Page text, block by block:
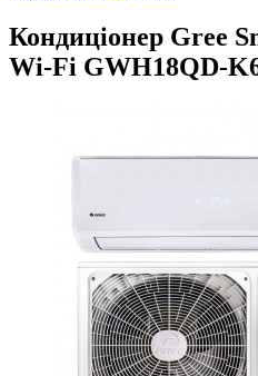
Кондиціонер Gree
Wi-Fi GWH18QD-